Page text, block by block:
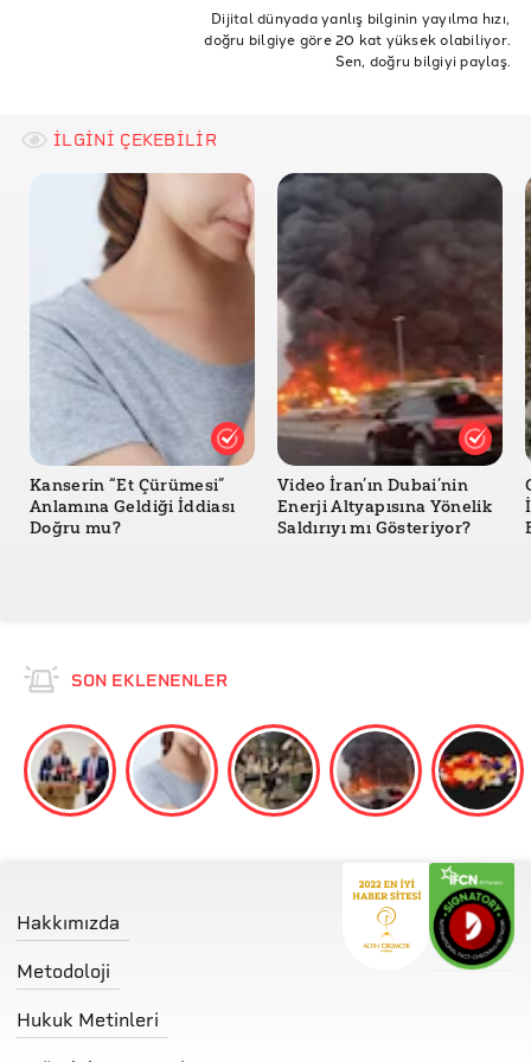
Doğruluk Payı
Doğrulama
çöp kutusu yeşiller
melih keser
çöp kutuları
Dijital dünyada yanlış bilginin yayılma hızı,
doğru bilgiye göre 20 kat yüksek olabiliyor.
Sen, doğru bilgiyi paylaş.
İLGİNİ ÇEKEBİLİR
Kanserin “Et Çürümesi”
Anlamına Geldiği İddiası
Doğru mu?
Video İran’ın Dubai’nin
Enerji Altyapısına Yönelik
Saldırıyı mı Gösteriyor?
SON EKLENENLER
Hakkımızda
Metodoloji
Hukuk Metinleri